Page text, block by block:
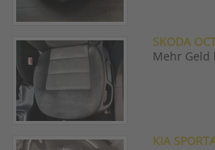
SKODA
Mehr Geld
KIA